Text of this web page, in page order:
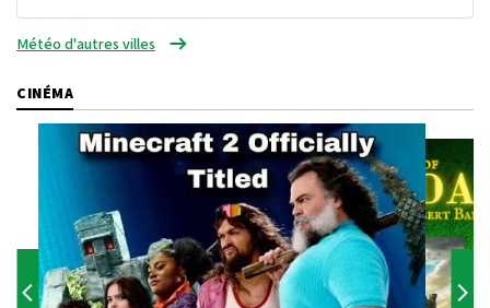
Météo d'autres villes
CINÉMA